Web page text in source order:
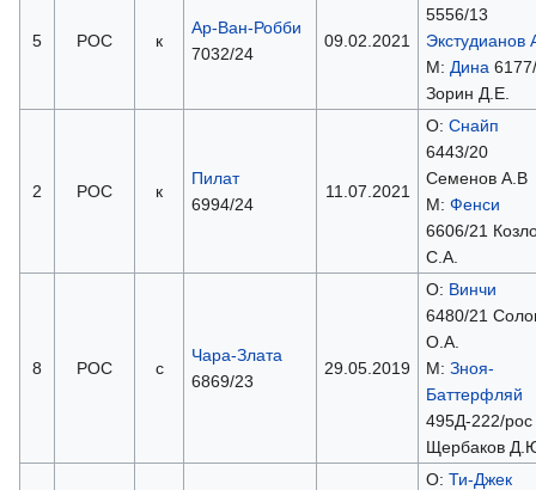
5 РОС к
Ар-Ван-Робби
7032/24
09.02.2021
5556/13
Экстудианов
М: Дина
Зорин Д.Е.
2 РОС к
Пилат
6994/24
11.07.2021
О: Снайп
6443/20
Семенов А.В
М: Фенси
6606/21
С.А.
8 РОС с
Чара-Злата
6869/23
29.05.2019
О: Винчи
6480/21
О.А.
М: Зноя-
Баттерфляй
495Д-222/рос
Щербаков
О: Ти-Джек